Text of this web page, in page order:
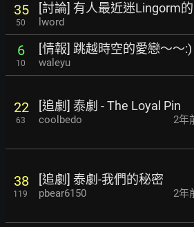
35
50
[討論] 有人最近迷Lingorm
lword
6
10
[情報] 跳越時空的愛戀～～:)
waleyu
22
63
[追劇] 泰劇 - The Loyal Pin
coolbedo 2年
38
119
[追劇] 泰劇-我們的秘密
pbear6150 2年